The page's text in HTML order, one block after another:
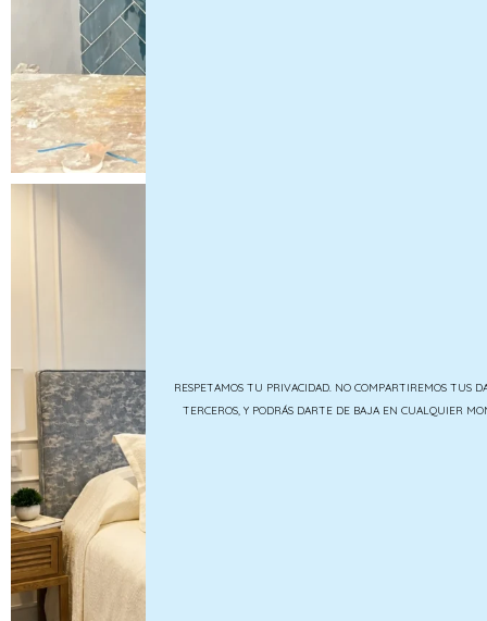
RESPETAMOS TU PRIVACIDAD. NO COMPARTIREMOS TUS
TERCEROS, Y PODRÁS DARTE DE BAJA EN CUALQUIER